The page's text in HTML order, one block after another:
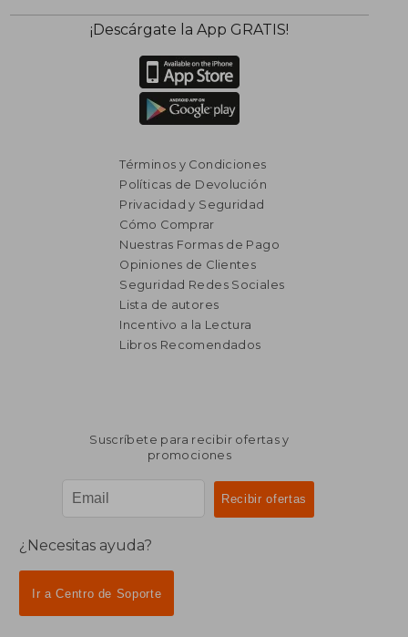
¡Descárgate la App GRATIS!
Términos y Condiciones
Políticas de Devolución
Privacidad y Seguridad
Cómo Comprar
Nuestras Formas de Pago
Opiniones de Clientes
Seguridad Redes Sociales
Lista de autores
Incentivo a la Lectura
Libros Recomendados
Suscríbete para recibir ofertas y
promociones
¿Necesitas ayuda?
Ir a Centro de Soporte